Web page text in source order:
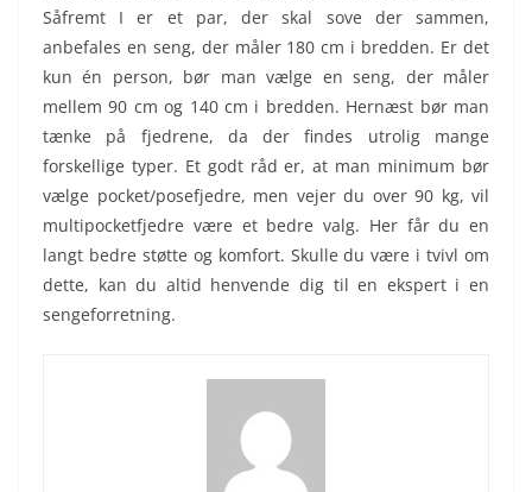
Såfremt I er et par, der skal sove der sammen,
anbefales en seng, der måler 180 cm i bredden. Er det
kun én person, bør man vælge en seng, der måler
mellem 90 cm og 140 cm i bredden. Hernæst bør man
tænke på fjedrene, da der findes utrolig mange
forskellige typer. Et godt råd er, at man minimum bør
vælge pocket/posefjedre, men vejer du over 90 kg, vil
multipocketfjedre være et bedre valg. Her får du en
langt bedre støtte og komfort. Skulle du være i tvivl om
dette, kan du altid henvende dig til en ekspert i en
sengeforretning.